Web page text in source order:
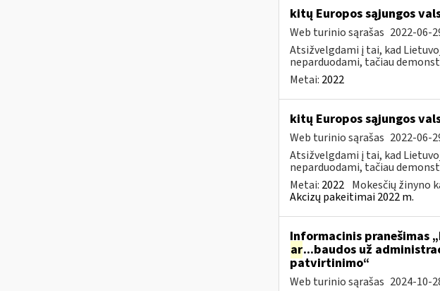
kitų Europos sąjungos
Web turinio sąrašas 2022-06-
Atsižvelgdami į tai, kad
neparduodami, tačiau
Metai: 2022
kitų Europos sąjungos
Web turinio sąrašas 2022-06-
Atsižvelgdami į tai, kad
neparduodami, tačiau
Metai: 2022 Mokesčių žinyno
Akcizų pakeitimai 2022 m.
Informacinis pranešimas
ar...baudos už
patvirtinimo“
Web turinio sąrašas 2024-10-